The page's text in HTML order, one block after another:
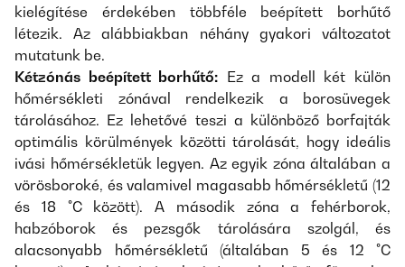
kielégítése érdekében többféle beépített borhűtő
létezik. Az alábbiakban néhány gyakori változatot
mutatunk be.
Kétzónás beépített borhűtő: Ez a modell két külön
hőmérsékleti zónával rendelkezik a borosüvegek
tárolásához. Ez lehetővé teszi a különböző borfajták
optimális körülmények közötti tárolását, hogy ideális
ivási hőmérsékletük legyen. Az egyik zóna általában a
vörösboroké, és valamivel magasabb hőmérsékletű (12
és 18 °C között). A második zóna a fehérborok,
habzóborok és pezsgők tárolására szolgál, és
alacsonyabb hőmérsékletű (általában 5 és 12 °C